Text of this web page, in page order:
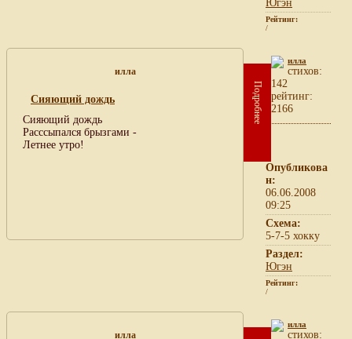
Югэн
Рейтинг:
/
илла
Сияющий дождь
Сияющий дождь
Расссыпался брызгами -
Летнее утро!
Подробнее
илла
cтихов:
142
рейтинг:
2166
Опубликова
н:
06.06.2008
09:25
Схема:
5-7-5 хокку
Раздел:
Югэн
Рейтинг:
/
илла
илла
cтихов: